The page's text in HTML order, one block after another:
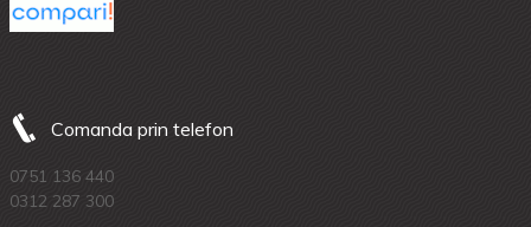
Comanda prin telefon
0751 136 440
0312 287 300